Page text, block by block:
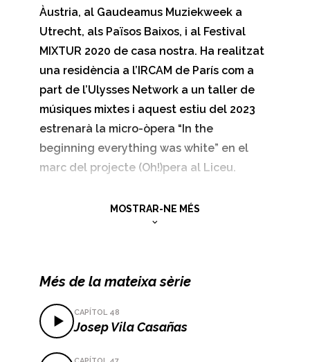
Àustria, al Gaudeamus Muziekweek a
Utrecht, als Països Baixos, i al Festival
MIXTUR 2020 de casa nostra. Ha realitzat
una residència a l’IRCAM de París com a
part de l’Ulysses Network a un taller de
músiques mixtes i aquest estiu del 2023
estrenarà la micro-òpera “In the
beginning everything was white” en el
marc del projecte (Oh!)pera al Liceu.
Dona la teva opinió
Comentari
MOSTRAR-NE MÉS
Més de la mateixa sèrie
CAPÍTOL 48
Josep Vila Casañas